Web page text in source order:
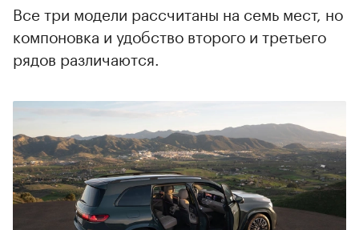
Все три модели рассчитаны на семь мест, но
компоновка и удобство второго и третьего
рядов различаются.